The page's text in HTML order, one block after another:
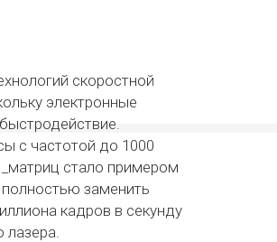
скоростной
электронные
с частотой до 1000
стало примером
заменить
кадров в секунду